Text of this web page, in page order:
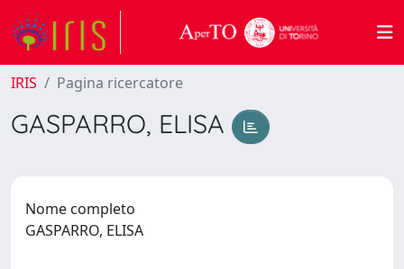
IRIS Pagina ricercatore
GASPARRO, ELISA
Nome completo
GASPARRO, ELISA